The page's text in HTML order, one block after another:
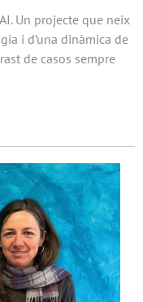
Un projecte que neix
i d’una dinàmica de
de casos sempre